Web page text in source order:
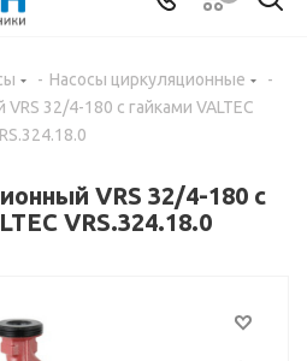
- Насосы циркуляционные
-
32/4-180 с гайками VALTEC
VRS 32/4-180 с
VRS.324.18.0